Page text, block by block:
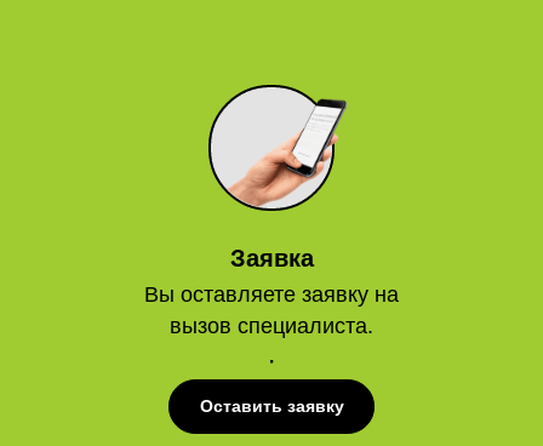
Вы оставляете заявку на
вызов специалиста.
Заявка
Оставить заявку